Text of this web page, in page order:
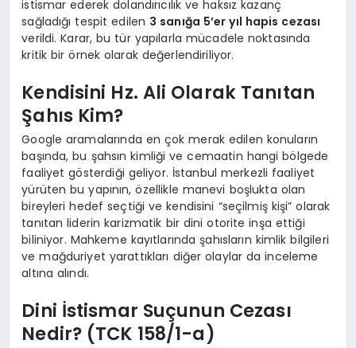
istismar ederek dolandırıcılık ve haksız kazanç
sağladığı tespit edilen 3 sanığa 5’er yıl hapis cezası
verildi. Karar, bu tür yapılarla mücadele noktasında
kritik bir örnek olarak değerlendiriliyor.
Kendisini Hz. Ali Olarak Tanıtan
Şahıs Kim?
Google aramalarında en çok merak edilen konuların
başında, bu şahsın kimliği ve cemaatin hangi bölgede
faaliyet gösterdiği geliyor. İstanbul merkezli faaliyet
yürüten bu yapının, özellikle manevi boşlukta olan
bireyleri hedef seçtiği ve kendisini “seçilmiş kişi” olarak
tanıtan liderin karizmatik bir dini otorite inşa ettiği
biliniyor. Mahkeme kayıtlarında şahısların kimlik bilgileri
ve mağduriyet yarattıkları diğer olaylar da inceleme
altına alındı.
Dini İstismar Suçunun Cezası
Nedir? (TCK 158/1-a)